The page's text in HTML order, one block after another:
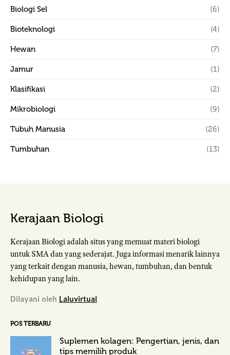
Biologi Sel (6)
Bioteknologi (4)
Hewan (7)
Jamur (1)
Klasifikasi (2)
Mikrobiologi (9)
Tubuh Manusia (26)
Tumbuhan (13)
Kerajaan Biologi
Kerajaan Biologi adalah situs yang memuat materi biologi
untuk SMA dan yang sederajat. Juga informasi menarik lainnya
yang terkait dengan manusia, hewan, tumbuhan, dan bentuk
kehidupan yang lain.
Dilayani oleh Laluvirtual
POS TERBARU
Suplemen kolagen: Pengertian, jenis, dan
tips memilih produk